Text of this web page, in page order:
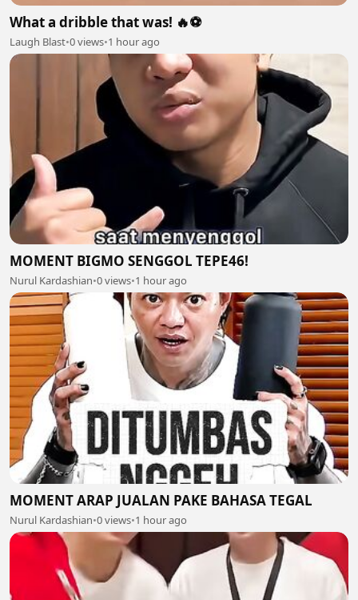
What a dribble that was! 🔥⚽
Laugh Blast•0 views•1 hour ago
MOMENT BIGMO SENGGOL TEPE46!
Nurul Kardashian•0 views•1 hour ago
MOMENT ARAP JUALAN PAKE BAHASA TEGAL
Nurul Kardashian•0 views•1 hour ago